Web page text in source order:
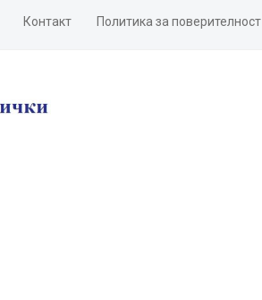
Контакт Политика за поверителност